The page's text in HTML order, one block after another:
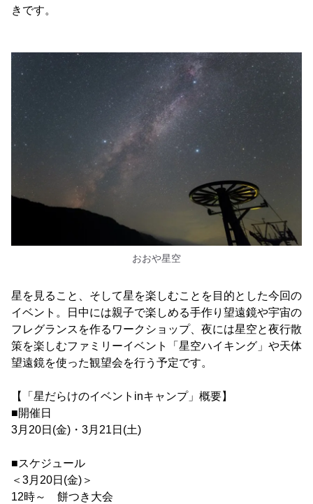
きです。
おおや星空
星を見ること、そして星を楽しむことを目的とした今回の
イベント。日中には親子で楽しめる手作り望遠鏡や宇宙の
フレグランスを作るワークショップ、夜には星空と夜行散
策を楽しむファミリーイベント「星空ハイキング」や天体
望遠鏡を使った観望会を行う予定です。
【「星だらけのイベントinキャンプ」概要】
■開催日
3月20日(金)・3月21日(土)
■スケジュール
＜3月20日(金)＞
12時～ 餅つき大会